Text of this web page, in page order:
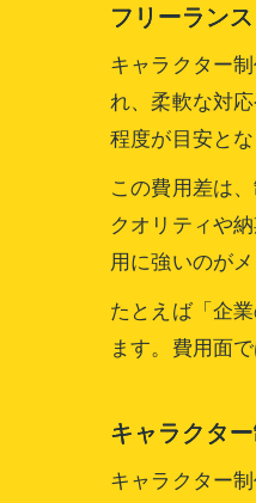
フリーラン
キャラクター
れ、柔軟な対
程度が目安とな
この費用差は
クオリティや
用に強いのがメ
たとえば「企
ます。費用面
キャラクタ
キャラクター